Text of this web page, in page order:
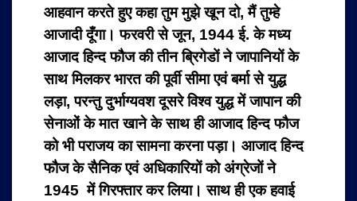
आहवान करते हुए कहा तुम मुझे खून दो, मैं तुम्हे
आजादी दूँगा। फरवरी से जून, 1944 ई. के मध्य
आजाद हिन्द फौज की तीन ब्रिगेडों ने जापानियों के
साथ मिलकर भारत की पूर्वी सीमा एवं बर्मा से युद्ध
लड़ा, परन्तु दुर्भाग्यवश दूसरे विश्व युद्ध में जापान की
सेनाओं के मात खाने के साथ ही आजाद हिन्द फौज
को भी पराजय का सामना करना पड़ा। आजाद हिन्द
फौज के सैनिक एवं अधिकारियों को अंग्रेजों ने
1945 में गिरफ्तार कर लिया। साथ ही एक हवाई